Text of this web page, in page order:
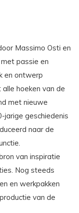
Massimo Osti en
passie en
en ontwerp
hoeken van de
met nieuwe
jarige geschiedenis
naar de
van inspiratie
Nog steeds
en werkpakken
van de